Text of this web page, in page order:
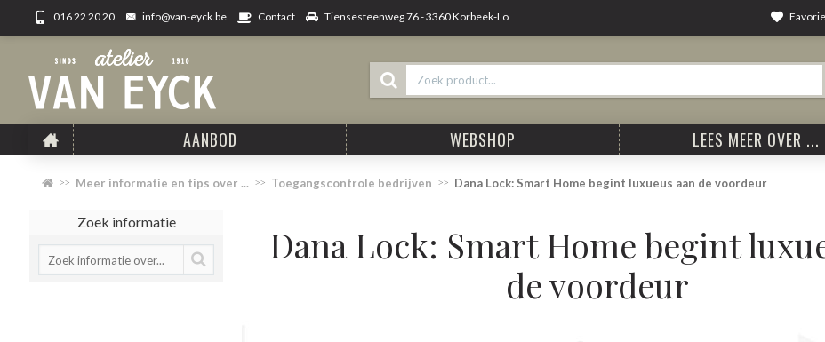
016 22 20 20 info@van-eyck.be Contact Tiensesteenweg 76 - 3360 Korbeek-Lo
AANBOD WEBSHOP LEES MEER OVER ...
Meer informatie en tips over ... Toegangscontrole bedrijven Dana Lock: Smart Home begint luxueus aan de voordeur
Zoek informatie
Dana Lock: Smart Home begint
de voordeur